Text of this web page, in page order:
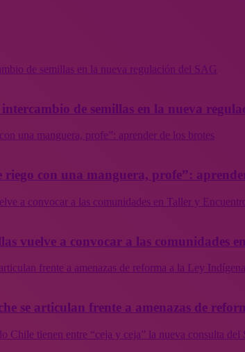
de semillas en la nueva regulación del SAG
de semillas en la nueva
una manguera, profe”: aprender de los brotes
riego con una manguera, profe”:
a convocar a las comunidades en Taller y
vuelve a convocar a las
frente a amenazas de reforma a la Ley Indígena
se articulan frente a amenazas de
Chile tienen entre “ceja y ceja” la nueva consulta del